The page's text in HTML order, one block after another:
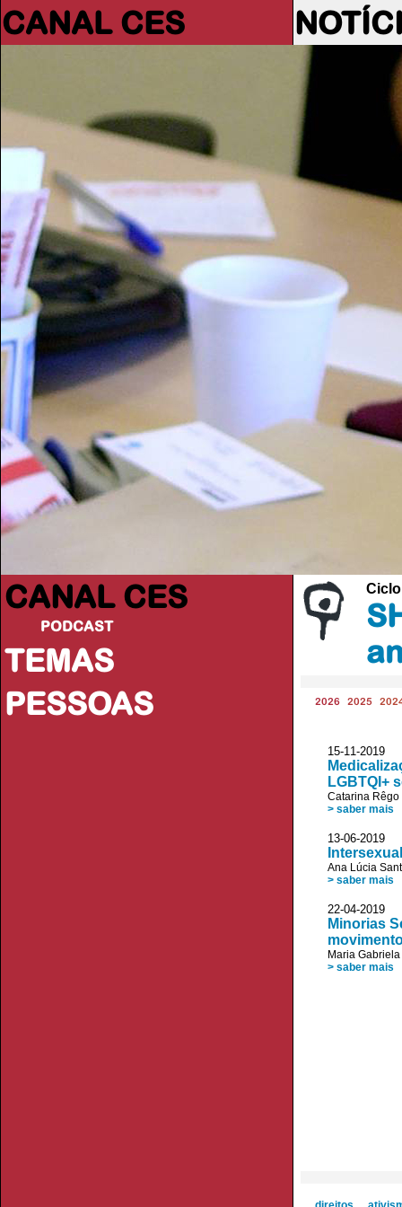
CANAL CES
CANAL CES
PODCAST
TEMAS
PESSOAS
2026 2025
15-11-
LGBTQI+
Catarina Rêgo
> saber mais
13-06-
Ana Lúcia
> saber mais
22-04-
Minorias
Maria
> saber mais